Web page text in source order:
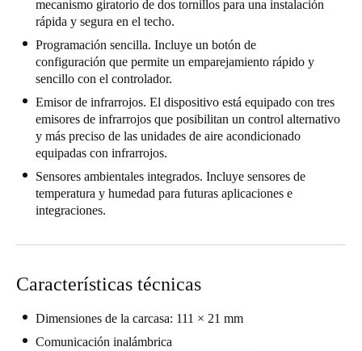
Guardar la nueva selección como predeterminada
mecanismo giratorio de dos tornillos para una instalación
rápida y segura en el techo.
Programación sencilla. Incluye un botón de
configuración que permite un emparejamiento rápido y
sencillo con el controlador.
Emisor de infrarrojos. El dispositivo está equipado con tres
emisores de infrarrojos que posibilitan un control alternativo
y más preciso de las unidades de aire acondicionado
equipadas con infrarrojos.
Sensores ambientales integrados. Incluye sensores de
temperatura y humedad para futuras aplicaciones e
integraciones.
Características técnicas
Dimensiones de la carcasa: 111 × 21 mm
Comunicación inalámbrica